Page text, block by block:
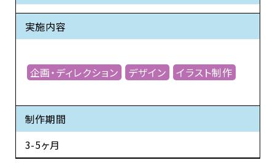
実施内容
企画・ディレクション デザイン イラスト制作
制作期間
3-5ヶ月